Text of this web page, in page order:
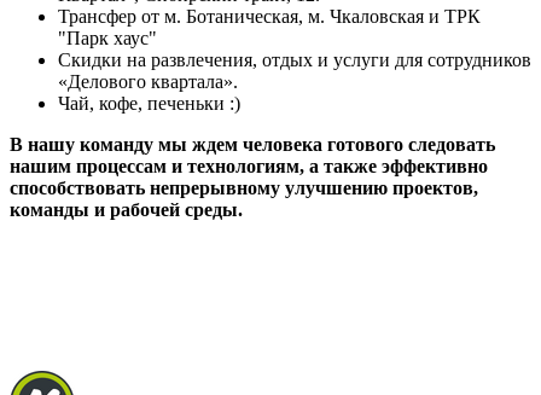
Трансфер от м. Ботаническая, м. Чкаловская и ТРК
"Парк хаус"
Скидки на развлечения, отдых и услуги для сотрудников
«Делового квартала».
Чай, кофе, печеньки :)
В нашу команду мы ждем человека готового следовать
нашим процессам и технологиям, а также эффективно
способствовать непрерывному улучшению проектов,
команды и рабочей среды.